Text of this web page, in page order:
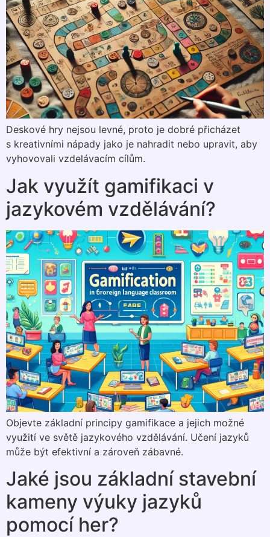
Deskové hry nejsou levné, proto je dobré přicházet
s kreativními nápady jako je nahradit nebo upravit, aby
vyhovovali vzdelávacím cílům.
Jak využít gamifikaci v
jazykovém vzdělávání?
Objevte základní principy gamifikace a jejich možné
využití ve světě jazykového vzdělávání. Učení jazyků
může být efektivní a zároveň zábavné.
Jaké jsou základní stavební
kameny výuky jazyků
pomocí her?